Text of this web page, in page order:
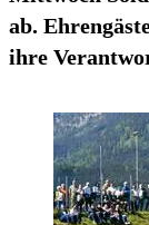
ab.
ihre